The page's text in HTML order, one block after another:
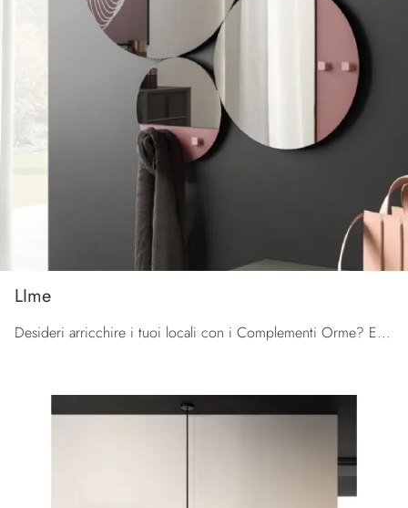
LIme
Desideri arricchire i tuoi locali con i Complementi Orme? Ecco qui diversi modelli di specchi in laccato come LIme.